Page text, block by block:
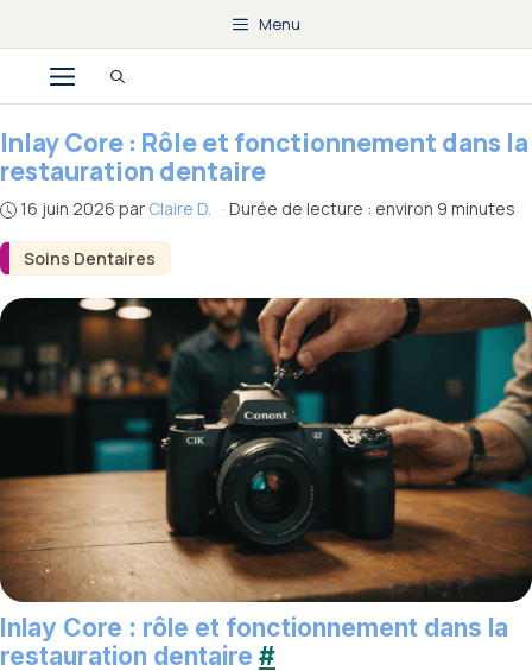
au
contenu
Menu
Menu
Soins Dentaires
Inlay Core : Rôle et fonctionnement dans la
restauration dentaire
16 juin 2026 par Claire D. · Durée de lecture : environ 9 minutes
Inlay Core : rôle et fonctionnement dans la
restauration dentaire #